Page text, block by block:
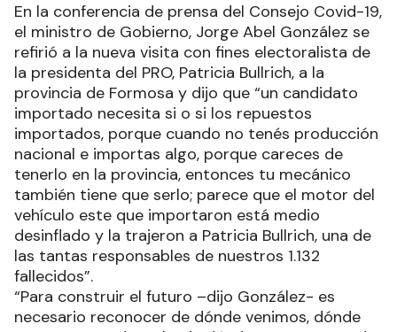
En la conferencia de prensa del Consejo Covid-19,
el ministro de Gobierno, Jorge Abel González se
refirió a la nueva visita con fines electoralista de
la presidenta del PRO, Patricia Bullrich, a la
provincia de Formosa y dijo que “un candidato
importado necesita si o si los repuestos
importados, porque cuando no tenés producción
nacional e importas algo, porque careces de
tenerlo en la provincia, entonces tu mecánico
también tiene que serlo; parece que el motor del
vehículo este que importaron está medio
desinflado y la trajeron a Patricia Bullrich, una de
las tantas responsables de nuestros 1.132
fallecidos”.
“Para construir el futuro –dijo González- es
necesario reconocer de dónde venimos, dónde